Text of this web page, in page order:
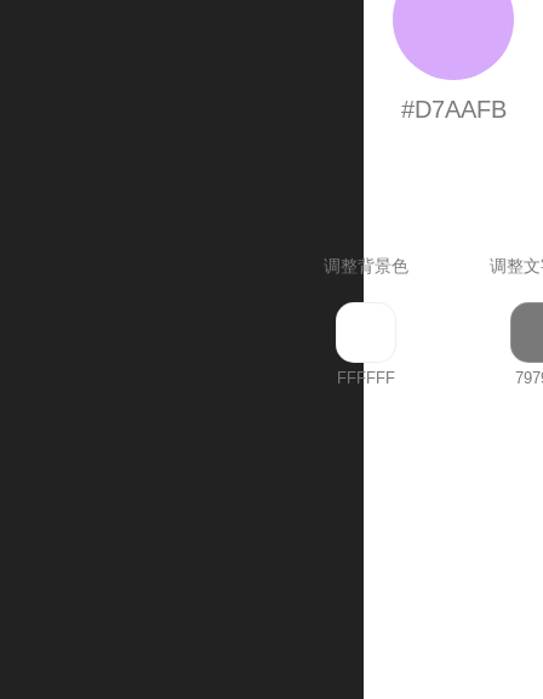
#D7AAFB
调整背景色 调整